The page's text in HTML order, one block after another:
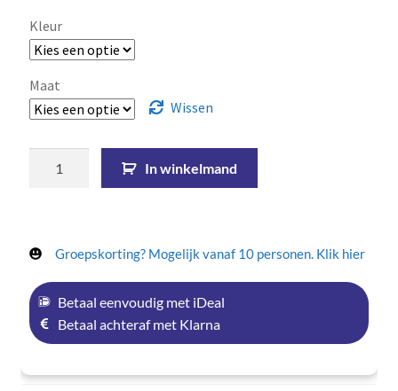
Kleur
Maat
Wissen
In winkelmand
Groepskorting? Mogelijk vanaf 10 personen. Klik hier
Betaal eenvoudig met iDeal
Betaal achteraf met Klarna